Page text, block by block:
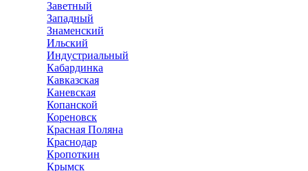
Заветный
Западный
Знаменский
Ильский
Индустриальный
Кабардинка
Кавказская
Каневская
Копанской
Кореновск
Красная Поляна
Краснодар
Кропоткин
Крымск